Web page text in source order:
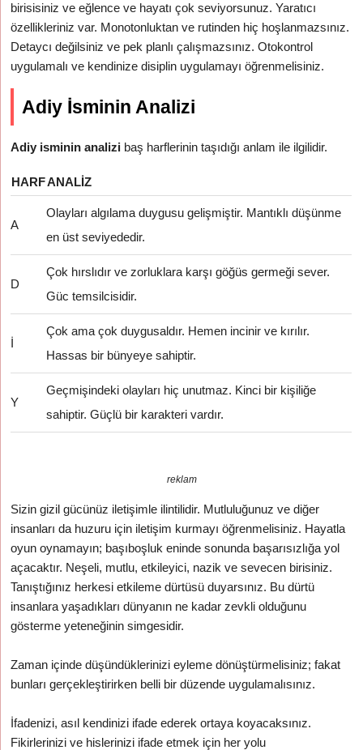
birisisiniz ve eğlence ve hayatı çok seviyorsunuz. Yaratıcı
özellikleriniz var. Monotonluktan ve rutinden hiç hoşlanmazsınız.
Detaycı değilsiniz ve pek planlı çalışmazsınız. Otokontrol
uygulamalı ve kendinize disiplin uygulamayı öğrenmelisiniz.
Adiy İsminin Analizi
Adiy isminin analizi baş harflerinin taşıdığı anlam ile ilgilidir.
HARFANALIZ
A
Olayları algılama duygusu gelişmiştir. Mantıklı düşünme
en üst seviyededir.
D
Çok hırslıdır ve zorluklara karşı göğüs germeği sever.
Güc temsilcisidir.
İ
Çok ama çok duygusaldır. Hemen incinir ve kırılır.
Hassas bir bünyeye sahiptir.
Y
Geçmişindeki olayları hiç unutmaz. Kinci bir kişiliğe
sahiptir. Güçlü bir karakteri vardır.
reklam
Sizin gizil gücünüz iletişimle ilintilidir. Mutluluğunuz ve diğer
insanları da huzuru için iletişim kurmayı öğrenmelisiniz. Hayatla
oyun oynamayın; başıboşluk eninde sonunda başarısızlığa yol
açacaktır. Neşeli, mutlu, etkileyici, nazik ve sevecen birisiniz.
Tanıştığınız herkesi etkileme dürtüsü duyarsınız. Bu dürtü
insanlara yaşadıkları dünyanın ne kadar zevkli olduğunu
gösterme yeteneğinin simgesidir.
Zaman içinde düşündüklerinizi eyleme dönüştürmelisiniz; fakat
bunları gerçekleştirirken belli bir düzende uygulamalısınız.
İfadenizi, asıl kendinizi ifade ederek ortaya koyacaksınız.
Fikirlerinizi ve hislerinizi ifade etmek için her yolu